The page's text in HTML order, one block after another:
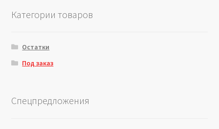
Категории товаров
Остатки
Под заказ
Спецпредложения